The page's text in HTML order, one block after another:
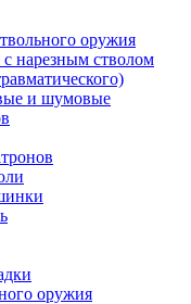
оружия
нарезным стволом
и шумовые
оружия